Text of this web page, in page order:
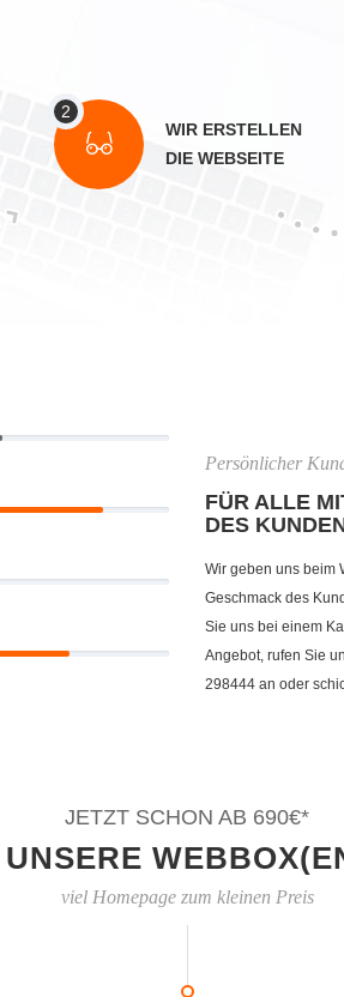
WIR ERSTELLEN
DIE WEBSEITE
Persönlicher
FÜR ALLE
DES
Wir geben uns beim
Geschmack des
Sie uns bei einem
Angebot, rufen Sie
298444 an oder
JETZT SCHON AB 690€*
UNSERE
viel Homepage zum kleinen Preis